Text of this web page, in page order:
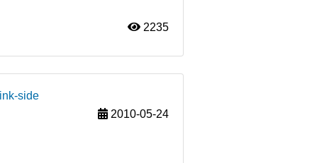
2235
side
2010-05-24